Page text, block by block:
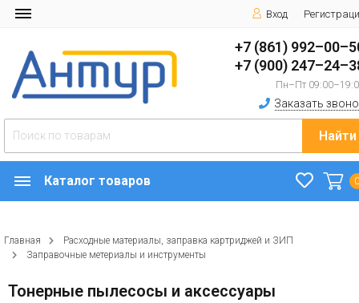
Вход
+7 (861)
+7 (900)
Пн–Пт
Заказать
Найти
Каталог товаров
Главная
Расходные материалы, заправка картриджей и ЗИП
Заправочные метериалы и инструменты
Тонерные пылесосы и аксессуары